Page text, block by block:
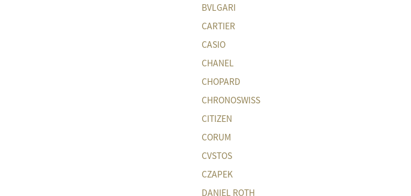
BVLGARI
CARTIER
CASIO
CHANEL
CHOPARD
CHRONOSWISS
CITIZEN
CORUM
CVSTOS
CZAPEK
DANIEL ROTH